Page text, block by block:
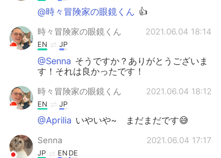
@時々冒険家の眼鏡くん 👍
時々冒険家の眼鏡くん 2021.06.04 18:14
EN JP
@Senna そうですか？ありがとうございま
す！それは良かったです！
時々冒険家の眼鏡くん 2021.06.04 18:12
EN JP
@Aprilia いやいや~ まだまだです😅
Senna 2021.06.04 17:17
JP EN DE